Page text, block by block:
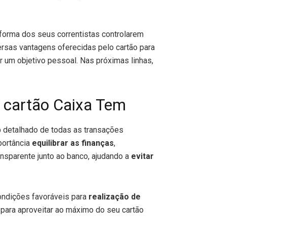
dos seus correntistas controlarem
vantagens oferecidas pelo cartão para
um objetivo pessoal. Nas próximas linhas,
Caixa Tem
detalhado de todas as transações
equilibrar as finanças,
junto ao banco, ajudando a evitar
favoráveis para realização de
aproveitar ao máximo do seu cartão